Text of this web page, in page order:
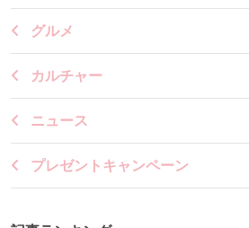
グルメ
カルチャー
ニュース
プレゼントキャンペーン